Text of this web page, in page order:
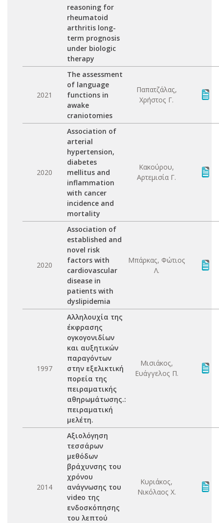
reasoning for
rheumatoid
arthritis long-
term prognosis
under biologic
therapy
2021
The assessment
of language
functions in
awake
craniotomies
Παπατζάλας,
Χρήστος Γ.
2020
Association of
arterial
hypertension,
diabetes
mellitus and
inflammation
with cancer
incidence and
mortality
Κακούρου,
Αρτεμισία Γ.
2020
Association of
established and
novel risk
factors with
cardiovascular
disease in
patients with
dyslipidemia
Μπάρκας, Φώτιος
Λ.
1997
Aλληλουχία της
έκφρασης
ογκογονιδίων
και αυξητικών
παραγόντων
στην εξελικτική
πορεία της
πειραματικής
αθηρωμάτωσης.:
πειραματική
μελέτη.
Μισιάκος,
Ευάγγελος Π.
2014
Aξιολόγηση
τεσσάρων
μεθόδων
βράχυνσης του
χρόνου
ανάγνωσης του
video της
ενδοσκόπησης
του λεπτού
Κυριάκος,
Νικόλαος Χ.